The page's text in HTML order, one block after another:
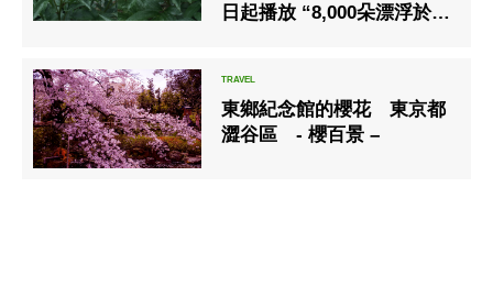
日起播放 “8,000朵漂浮於水
東鄉紀念館的櫻花 東京都
澀谷區 - 櫻百景 –